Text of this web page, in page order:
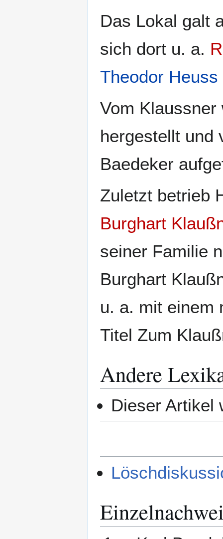
Das Lokal galt
sich dort u. a.
Theodor Heuss
Vom
hergestellt und
Baedeker
Zuletzt betrieb
Burghart
seiner Familie
Burghart
u. a. mit einem
Titel Zum
Andere
Dieser Artikel